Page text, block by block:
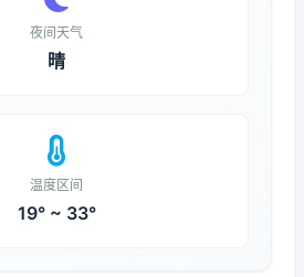
夜间天气
晴
温度区间
19° ~ 33°